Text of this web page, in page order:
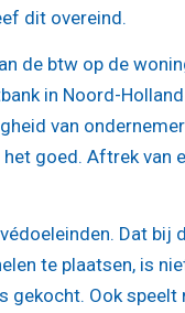
dit overeind.
de btw op de
in Noord-
van
goed. Aftrek van
Dat bij
te plaatsen, is
gekocht. Ook speelt